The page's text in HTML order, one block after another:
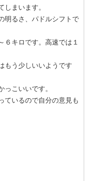
しまいます。
明るさ、パドルシフトで
６キロです。高速では１
もう少しいいようです
こいいです。
ているので自分の意見も